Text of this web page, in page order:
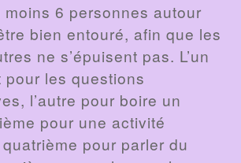
moins 6 personnes autour
bien entouré, afin que les
ne s’épuisent pas. L’un
les questions
l’autre pour boire un
pour une activité
pour parler du